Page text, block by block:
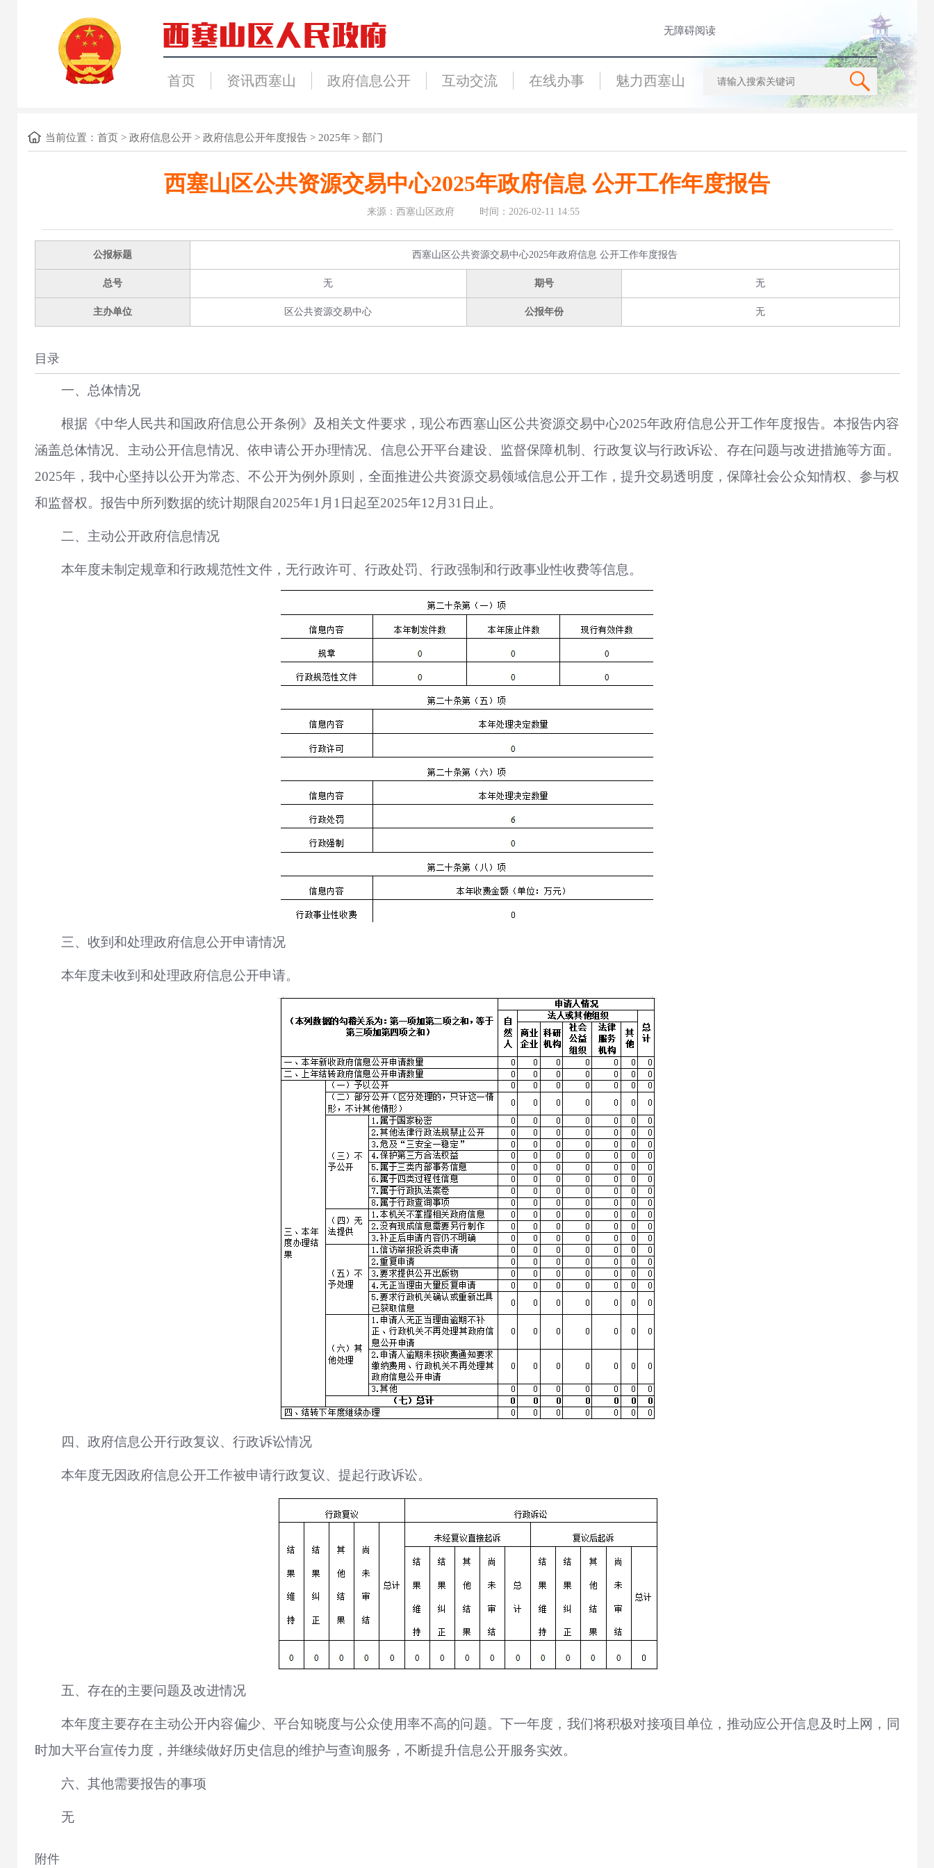
无障碍阅读
首页 资讯西塞山 政府信息公开 互动交流 在线办事 魅力西塞山
当前位置： 首页> 政府信息公开> 政府信息公开年度报告> 2025年> 部门
西塞山区公共资源交易中心2025年政府信息 公开工作年度报告
来源：西塞山区政府 时间：2026-02-11 14:55
公报标题 西塞山区公共资源交易中心2025年政府信息 公开工作年度报告
总号 无 期号 无
主办单位 区公共资源交易中心 公报年份 无
目录
一、总体情况
根据《中华人民共和国政府信息公开条例》及相关文件要求，现公布西塞山区公共资源交易中心2025年政府信息公开工作年度报告。本报告内容
涵盖总体情况、主动公开信息情况、依申请公开办理情况、信息公开平台建设、监督保障机制、行政复议与行政诉讼、存在问题与改进措施等方面。
2025年，我中心坚持以公开为常态、不公开为例外原则，全面推进公共资源交易领域信息公开工作，提升交易透明度，保障社会公众知情权、参与权
和监督权。报告中所列数据的统计期限自2025年1月1日起至2025年12月31日止。
二、主动公开政府信息情况
本年度未制定规章和行政规范性文件，无行政许可、行政处罚、行政强制和行政事业性收费等信息。
三、收到和处理政府信息公开申请情况
本年度未收到和处理政府信息公开申请。
四、政府信息公开行政复议、行政诉讼情况
本年度无因政府信息公开工作被申请行政复议、提起行政诉讼。
五、存在的主要问题及改进情况
本年度主要存在主动公开内容偏少、平台知晓度与公众使用率不高的问题。下一年度，我们将积极对接项目单位，推动应公开信息及时上网，同
时加大平台宣传力度，并继续做好历史信息的维护与查询服务，不断提升信息公开服务实效。
六、其他需要报告的事项
无
附件